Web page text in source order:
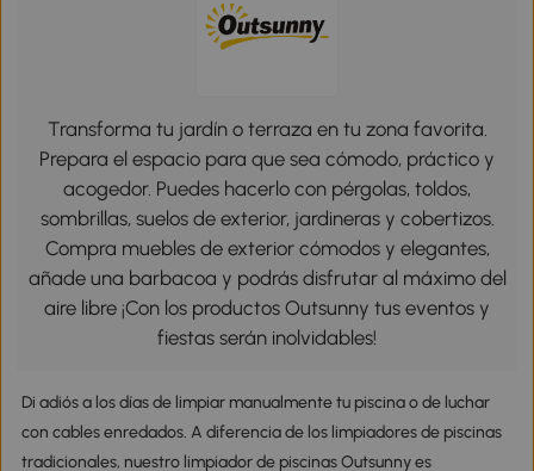
Transforma tu jardín o terraza en tu zona favorita.
Prepara el espacio para que sea cómodo, práctico y
acogedor. Puedes hacerlo con pérgolas, toldos,
sombrillas, suelos de exterior, jardineras y cobertizos.
Compra muebles de exterior cómodos y elegantes,
añade una barbacoa y podrás disfrutar al máximo del
aire libre ¡Con los productos Outsunny tus eventos y
fiestas serán inolvidables!
Di adiós a los días de limpiar manualmente tu piscina o de luchar
con cables enredados. A diferencia de los limpiadores de piscinas
tradicionales, nuestro limpiador de piscinas Outsunny es